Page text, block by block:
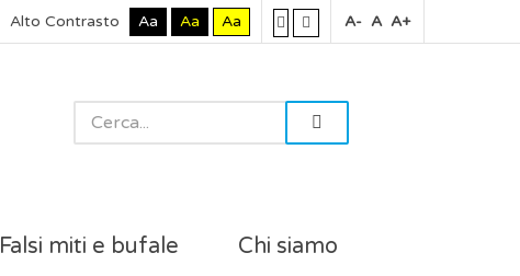
Alto Contrasto Aa Aa Aa A- A A+
Falsi miti e bufale Chi siamo